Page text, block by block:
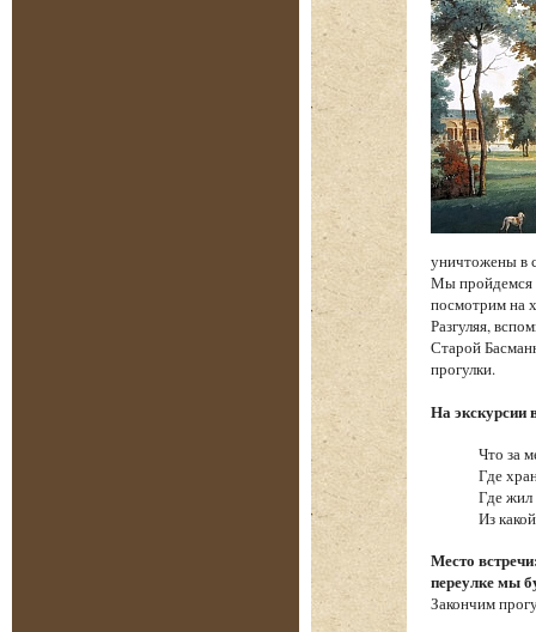
уничтожены в
Мы пройдемся
посмотрим на
Разгуляя,
Старой
прогулки.
На экскурсии
Что за
Где
Где жил
Из
Место
переулке мы
Закончим